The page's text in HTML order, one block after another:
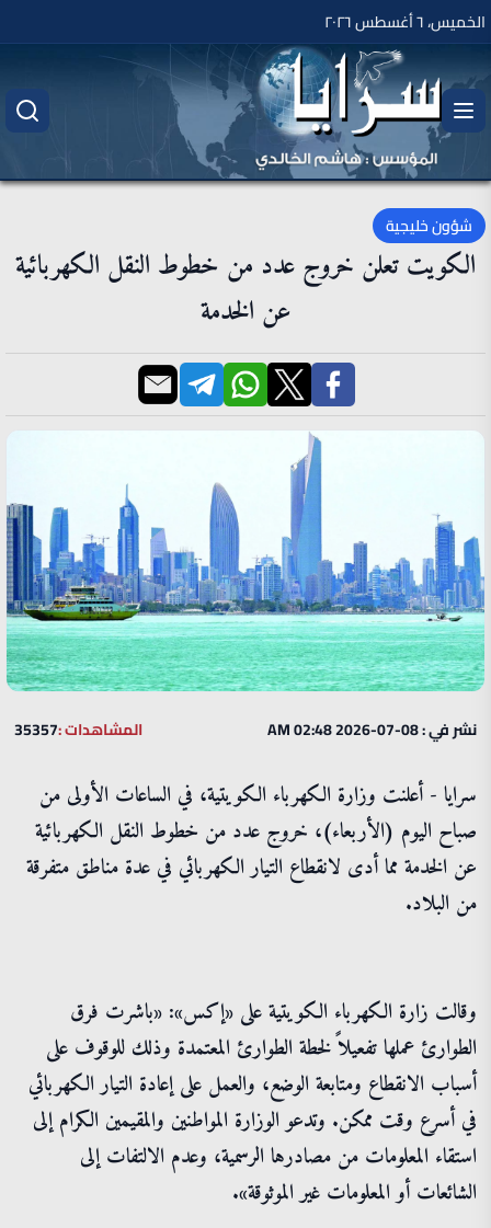
الخميس، ٦ أغسطس ٢٠٢٦
شؤون خليجية
الكويت تعلن خروج عدد من خطوط النقل الكهربائية
عن الخدمة
نشر في : 08-07-2026 02:48 AM المشاهدات :35357
سرايا - أعلنت وزارة ‌الكهرباء ​الكويتية، في الساعات الأولى من
صباح اليوم (الأربعاء)، ‌خروج ‌عدد ​من ‌خطوط ⁠النقل ​الكهربائية
⁠عن ⁠الخدمة ‌مما ‌أدى ​لانقطاع ‌التيار ‌الكهربائي ‌في ⁠عدة ⁠مناطق ​متفرقة ​
من ​البلاد.
وقالت زارة ‌الكهرباء ​الكويتية على «إكس»: «باشرت فرق
الطوارئ عملها تفعيلاً لخطة الطوارئ المعتمدة وذلك للوقوف على
أسباب الانقطاع ومتابعة الوضع، والعمل على إعادة التيار الكهربائي
في أسرع وقت ممكن. وتدعو الوزارة المواطنين والمقيمين الكرام إلى
استقاء المعلومات من مصادرها الرسمية، وعدم الالتفات إلى
الشائعات أو المعلومات غير الموثوقة».